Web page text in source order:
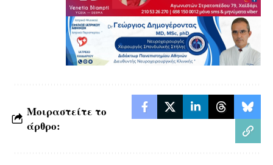
Μοιραστείτε το
άρθρο: